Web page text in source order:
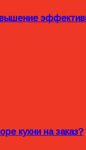
кухни на заказ?